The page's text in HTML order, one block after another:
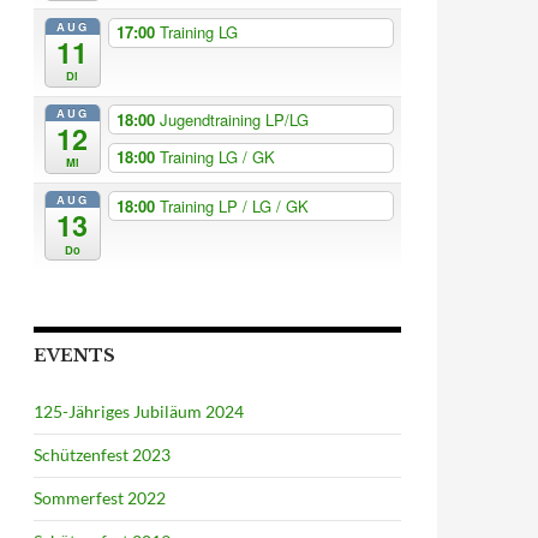
AUG
11
Di
17:00 Training LG
AUG
12
Mi
18:00 Jugendtraining LP/LG
18:00 Training LG / GK
AUG
13
Do
18:00 Training LP / LG / GK
EVENTS
125-Jähriges Jubiläum 2024
Schützenfest 2023
Sommerfest 2022